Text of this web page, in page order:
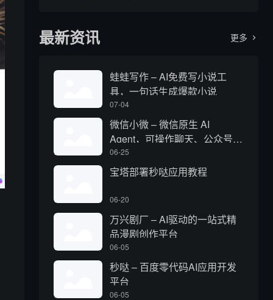
最新资讯 更多 
蛙蛙写作 – AI免费写小说工
具，一句话生成爆款小说
07-04
微信小微 – 微信原生 AI
Agent，可操作聊天、公众号、
视频号和小程序
06-25
宝塔部署秒哒应用教程
06-20
万兴剧厂 – AI驱动的一站式精
品漫剧创作平台
06-05
秒哒 – 百度零代码AI应用开发
平台
06-05